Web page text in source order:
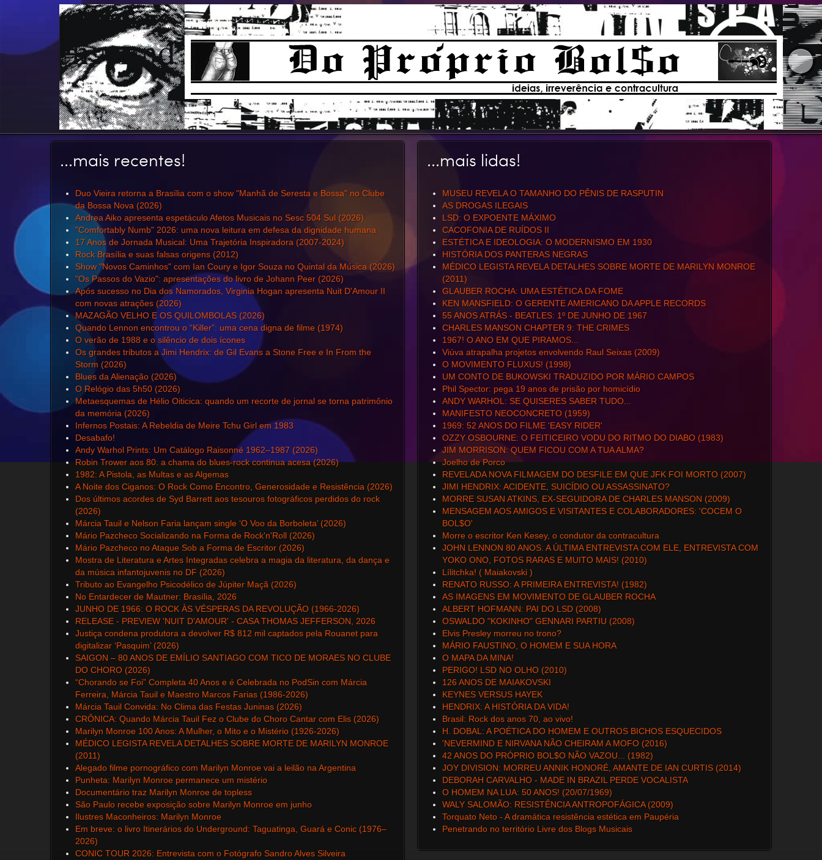
...mais recentes!
Duo Vieira retorna a Brasília com o show "Manhã de Seresta e Bossa" no Clube
da Bossa Nova (2026)
Andrea Aiko apresenta espetáculo Afetos Musicais no Sesc 504 Sul (2026)
"Comfortably Numb" 2026: uma nova leitura em defesa da dignidade humana
17 Anos de Jornada Musical: Uma Trajetória Inspiradora (2007-2024)
Rock Brasília e suas falsas origens (2012)
Show "Novos Caminhos" com Ian Coury e Igor Souza no Quintal da Música (2026)
"Os Passos do Vazio": apresentações do livro de Johann Peer (2026)
Após sucesso no Dia dos Namorados, Virginia Hogan apresenta Nuit D'Amour II
com novas atrações (2026)
MAZAGÃO VELHO E OS QUILOMBOLAS (2026)
Quando Lennon encontrou o “Killer”: uma cena digna de filme (1974)
O verão de 1988 e o silêncio de dois ícones
Os grandes tributos a Jimi Hendrix: de Gil Evans a Stone Free e In From the
Storm (2026)
Blues da Alienação (2026)
O Relógio das 5h50 (2026)
Metaesquemas de Hélio Oiticica: quando um recorte de jornal se torna patrimônio
da memória (2026)
Infernos Postais: A Rebeldia de Meire Tchu Girl em 1983
Desabafo!
Andy Warhol Prints: Um Catálogo Raisonné 1962–1987 (2026)
Robin Trower aos 80: a chama do blues-rock continua acesa (2026)
1982: A Pistola, as Multas e as Algemas
A Noite dos Ciganos: O Rock Como Encontro, Generosidade e Resistência (2026)
Dos últimos acordes de Syd Barrett aos tesouros fotográficos perdidos do rock
(2026)
Márcia Tauil e Nelson Faria lançam single ‘O Voo da Borboleta’ (2026)
Mário Pazcheco Socializando na Forma de Rock'n'Roll (2026)
Mário Pazcheco no Ataque Sob a Forma de Escritor (2026)
Mostra de Literatura e Artes Integradas celebra a magia da literatura, da dança e
da música infantojuvenis no DF (2026)
Tributo ao Evangelho Psicodélico de Júpiter Maçã (2026)
No Entardecer de Mautner: Brasília, 2026
JUNHO DE 1966: O ROCK ÀS VÉSPERAS DA REVOLUÇÃO (1966-2026)
RELEASE - PREVIEW 'NUIT D'AMOUR' - CASA THOMAS JEFFERSON, 2026
Justiça condena produtora a devolver R$ 812 mil captados pela Rouanet para
digitalizar ‘Pasquim’ (2026)
SAIGON – 80 ANOS DE EMÍLIO SANTIAGO COM TICO DE MORAES NO CLUBE
DO CHORO (2026)
“Chorando se Foi” Completa 40 Anos e é Celebrada no PodSin com Márcia
Ferreira, Márcia Tauil e Maestro Marcos Farias (1986-2026)
Márcia Tauil Convida: No Clima das Festas Juninas (2026)
CRÔNICA: Quando Márcia Tauil Fez o Clube do Choro Cantar com Elis (2026)
Marilyn Monroe 100 Anos: A Mulher, o Mito e o Mistério (1926-2026)
MÉDICO LEGISTA REVELA DETALHES SOBRE MORTE DE MARILYN MONROE
(2011)
Alegado filme pornográfico com Marilyn Monroe vai a leilão na Argentina
Punheta: Marilyn Monroe permanece um mistério
Documentário traz Marilyn Monroe de topless
São Paulo recebe exposição sobre Marilyn Monroe em junho
Ilustres Maconheiros: Marilyn Monroe
Em breve: o livro Itinerários do Underground: Taguatinga, Guará e Conic (1976–
2026)
CONIC TOUR 2026: Entrevista com o Fotógrafo Sandro Alves Silveira
...mais lidas!
MUSEU REVELA O TAMANHO DO PÊNIS DE RASPUTIN
AS DROGAS ILEGAIS
LSD: O EXPOENTE MÁXIMO
CACOFONIA DE RUÍDOS II
ESTÉTICA E IDEOLOGIA: O MODERNISMO EM 1930
HISTÓRIA DOS PANTERAS NEGRAS
MÉDICO LEGISTA REVELA DETALHES SOBRE MORTE DE MARILYN MONROE
(2011)
GLAUBER ROCHA: UMA ESTÉTICA DA FOME
KEN MANSFIELD: O GERENTE AMERICANO DA APPLE RECORDS
55 ANOS ATRÁS - BEATLES: 1º DE JUNHO DE 1967
CHARLES MANSON CHAPTER 9: THE CRIMES
1967! O ANO EM QUE PIRAMOS...
Viúva atrapalha projetos envolvendo Raul Seixas (2009)
O MOVIMENTO FLUXUS! (1998)
UM CONTO DE BUKOWSKI TRADUZIDO POR MÁRIO CAMPOS
Phil Spector: pega 19 anos de prisão por homicídio
ANDY WARHOL: SE QUISERES SABER TUDO...
MANIFESTO NEOCONCRETO (1959)
1969: 52 ANOS DO FILME 'EASY RIDER'
OZZY OSBOURNE: O FEITICEIRO VODU DO RITMO DO DIABO (1983)
JIM MORRISON: QUEM FICOU COM A TUA ALMA?
Joelho de Porco
REVELADA NOVA FILMAGEM DO DESFILE EM QUE JFK FOI MORTO (2007)
JIMI HENDRIX: ACIDENTE, SUICÍDIO OU ASSASSINATO?
MORRE SUSAN ATKINS, EX-SEGUIDORA DE CHARLES MANSON (2009)
MENSAGEM AOS AMIGOS E VISITANTES E COLABORADORES: 'COCEM O
BOL$O'
Morre o escritor Ken Kesey, o condutor da contracultura
JOHN LENNON 80 ANOS: A ÚLTIMA ENTREVISTA COM ELE, ENTREVISTA COM
YOKO ONO, FOTOS RARAS E MUITO MAIS! (2010)
Lílitchka! ( Maiakovski )
RENATO RUSSO: A PRIMEIRA ENTREVISTA! (1982)
AS IMAGENS EM MOVIMENTO DE GLAUBER ROCHA
ALBERT HOFMANN: PAI DO LSD (2008)
OSWALDO "KOKINHO" GENNARI PARTIU (2008)
Elvis Presley morreu no trono?
MÁRIO FAUSTINO, O HOMEM E SUA HORA
O MAPA DA MINA!
PERIGO! LSD NO OLHO (2010)
126 ANOS DE MAIAKOVSKI
KEYNES VERSUS HAYEK
HENDRIX: A HISTÓRIA DA VIDA!
Brasil: Rock dos anos 70, ao vivo!
H. DOBAL: A POÉTICA DO HOMEM E OUTROS BICHOS ESQUECIDOS
'NEVERMIND E NIRVANA NÃO CHEIRAM A MOFO (2016)
42 ANOS DO PRÓPRIO BOL$O NÃO VAZOU... (1982)
JOY DIVISION: MORREU ANNIK HONORÉ, AMANTE DE IAN CURTIS (2014)
DEBORAH CARVALHO - MADE IN BRAZIL PERDE VOCALISTA
O HOMEM NA LUA: 50 ANOS! (20/07/1969)
WALY SALOMÃO: RESISTÊNCIA ANTROPOFÁGICA (2009)
Torquato Neto - A dramática resistência estética em Paupéria
Penetrando no território Livre dos Blogs Musicais